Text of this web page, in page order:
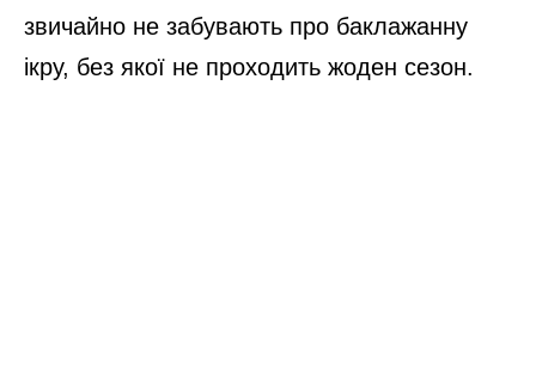
звичайно не забувають про баклажанну
ікру, без якої не проходить жоден сезон.